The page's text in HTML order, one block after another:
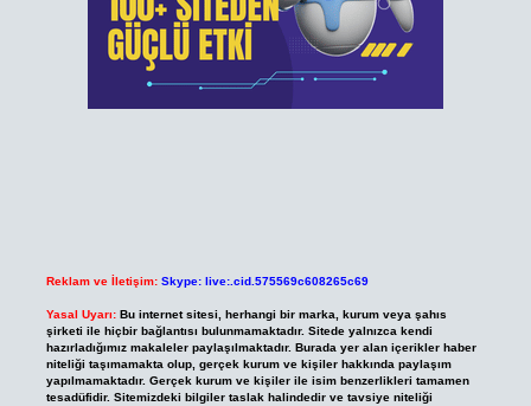
Reklam ve İletişim: Skype: live:.cid.575569c608265c69
Yasal Uyarı: Bu internet sitesi, herhangi bir marka, kurum veya şahıs
şirketi ile hiçbir bağlantısı bulunmamaktadır. Sitede yalnızca kendi
hazırladığımız makaleler paylaşılmaktadır. Burada yer alan içerikler haber
niteliği taşımamakta olup, gerçek kurum ve kişiler hakkında paylaşım
yapılmamaktadır. Gerçek kurum ve kişiler ile isim benzerlikleri tamamen
tesadüfidir. Sitemizdeki bilgiler taslak halindedir ve tavsiye niteliği